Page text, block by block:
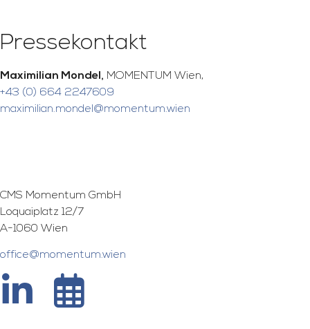
Pressekontakt
Maximilian Mondel, MOMENTUM Wien,
+43 (0) 664 2247609
maximilian.mondel@momentum.wien
CMS Momentum GmbH
Loquaiplatz 12/7
A-1060 Wien
office@momentum.wien